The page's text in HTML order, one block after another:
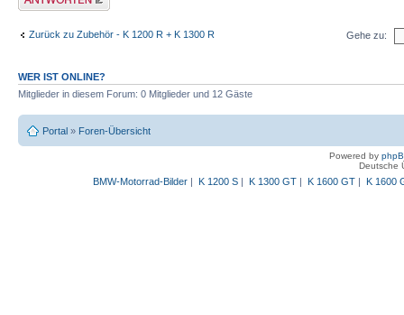
Zurück zu Zubehör - K 1200 R + K 1300 R Gehe zu:
WER IST ONLINE?
Mitglieder in diesem Forum: 0 Mitglieder und 12 Gäste
Portal » Foren-Übersicht
Powered by
Deutsche
BMW-Motorrad-Bilder| K 1200 S| K 1300 GT| K 1600 GT| K 1600